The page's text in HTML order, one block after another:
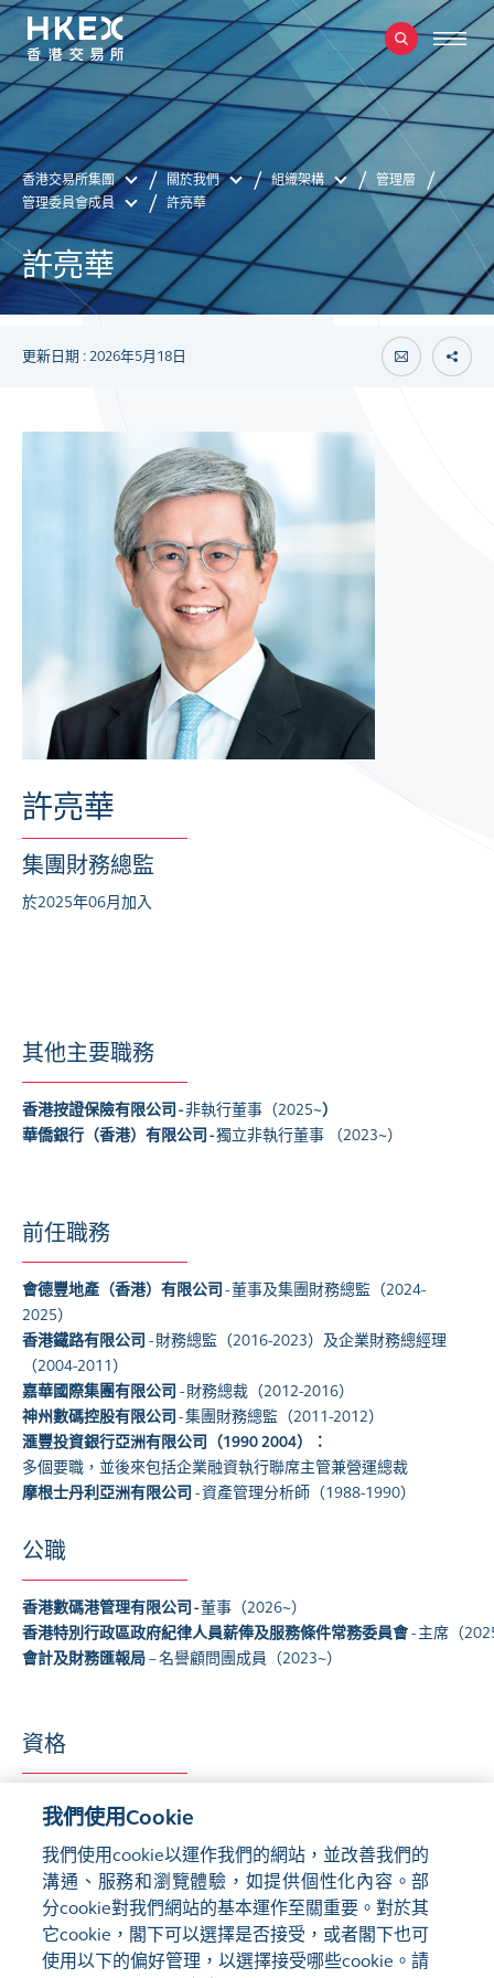
香港交易所集團 關於我們 組織架構
管理層
管理委員會成員
許亮華
許亮華
更新日期 : 2026年5月18日
許亮華
集團財務總監
於2025年06月加入
其他主要職務
香港按證保險有限公司 -非執行董事（2025~）
華僑銀行（香港）有限公司 -獨立非執行董事 （2023~）
前任職務
會德豐地產（香港）有限公司 - 董事及集團財務總監（2024-
2025）
香港鐵路有限公司 - 財務總監（2016-2023）及企業財務總經理
（2004-2011）
嘉華國際集團有限公司 - 財務總裁（2012-2016）
神州數碼控股有限公司 - 集團財務總監（2011-2012）
滙豐投資銀行亞洲有限公司（1990 2004）：
多個要職，並後來包括企業融資執行聯席主管兼營運總裁
摩根士丹利亞洲有限公司 - 資產管理分析師（1988-1990）
公職
香港數碼港管理有限公司 -董事（2026~）
香港特別行政區政府紀律人員薪俸及服務條件常務委員會- 主席（
會計及財務匯報局– 名譽顧問團成員（2023~）
資格
理學學士（商科）
工商管理學碩士（香港中文大學）
特許金融分析師（CFA協會）
我們使用Cookie
我們使用cookie以運作我們的網站，並改善我們的
溝通、服務和瀏覽體驗，如提供個性化內容。部
分cookie對我們網站的基本運作至關重要。對於其
它cookie，閣下可以選擇是否接受，或者閣下也可
使用以下的偏好管理，以選擇接受哪些cookie。請